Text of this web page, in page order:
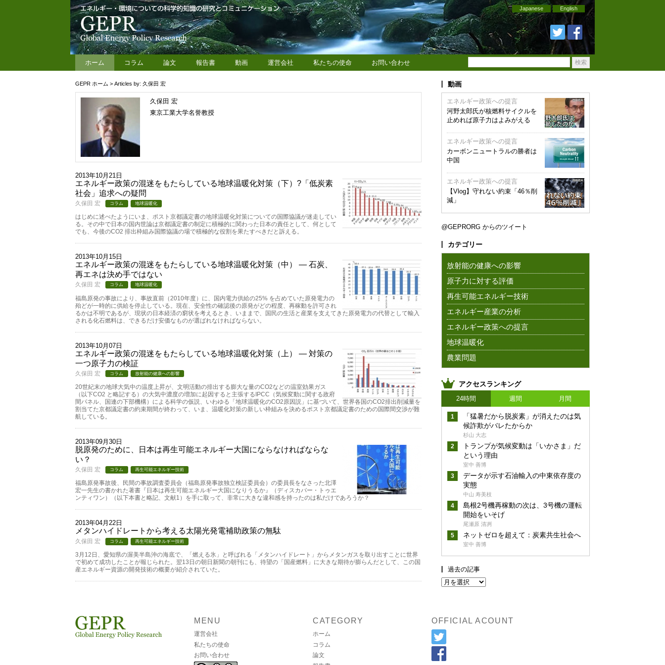
Japanese English
ホーム コラム 論文 報告書 動画 運営会社 私たちの使命 お問い合わせ
GEPR ホーム > Articles by: 久保田 宏
久保田 宏
東京工業大学名誉教授
2013年10月21日
エネルギー政策の混迷をもたらしている地球温暖化対策（下）?「低炭素
社会」追求への疑問
久保田 宏 コラム 地球温暖化
はじめに述べたようにいま、ポスト京都議定書の地球温暖化対策についての国際協議が迷走してい
る。その中で日本の国内世論は京都議定書の制定に積極的に関わった日本の責任として、何として
でも、今後のCO2 排出枠組み国際協議の場で積極的な役割を果たすべきだと訴える。
2013年10月15日
エネルギー政策の混迷をもたらしている地球温暖化対策（中） — 石炭、
再エネは決め手ではない
久保田 宏 コラム 地球温暖化
福島原発の事故により、事故直前（2010年度）に、国内電力供給の25% を占めていた原発電力の
殆どが一時的に供給を停止している。現在、安全性の確認後の原発がどの程度、再稼動を許可され
るかは不明であるが、現状の日本経済の窮状を考えるとき、いままで、国民の生活と産業を支えてきた原発電力の代替として輸入
される化石燃料は、できるだけ安価なものが選ばれなければならない。
2013年10月07日
エネルギー政策の混迷をもたらしている地球温暖化対策（上） — 対策の
一つ原子力の検証
久保田 宏 コラム 放射能の健康への影響
20世紀末の地球大気中の温度上昇が、文明活動の排出する膨大な量のCO2などの温室効果ガス
（以下CO2 と略記する）の大気中濃度の増加に起因すると主張するIPCC（気候変動に関する政府
間パネル、国連の下部機構）による科学の仮説、いわゆる「地球温暖化のCO2原因説」に基づいて、世界各国のCO2排出削減量を
割当てた京都議定書の約束期間が終わって、いま、温暖化対策の新しい枠組みを決めるポスト京都議定書のための国際間交渉が難
航している。
2013年09月30日
脱原発のために、日本は再生可能エネルギー大国にならなければならな
い？
久保田 宏 コラム 再生可能エネルギー技術
福島原発事故後、民間の事故調査委員会（福島原発事故独立検証委員会）の委員長をなさった北澤
宏一先生の書かれた著書『日本は再生可能エネルギー大国になりうるか』（ディスカバー・トゥエ
ンティワン）（以下本書と略記、文献1）を手に取って、非常に大きな違和感を持ったのは私だけであろうか？
2013年04月22日
メタンハイドレートから考える太陽光発電補助政策の無駄
久保田 宏 コラム 再生可能エネルギー技術
3月12日、愛知県の渥美半島沖の海底で、「燃える氷」と呼ばれる「メタンハイドレート」からメタンガスを取り出すことに世界
で初めて成功したことが報じられた。翌13日の朝日新聞の朝刊にも、待望の「国産燃料」に大きな期待が膨らんだとして、この国
産エネルギー資源の開発技術の概要が紹介されていた。
動画
エネルギー政策への提言
河野太郎氏が核燃料サイクルを
止めれば原子力はよみがえる
エネルギー政策への提言
カーボンニュートラルの勝者は
中国
エネルギー政策への提言
【Vlog】守れない約束「46％削
減」
@GEPRORG からのツイート
カテゴリー
放射能の健康への影響
原子力に対する評価
再生可能エネルギー技術
エネルギー産業の分析
エネルギー政策への提言
地球温暖化
農業問題
アクセスランキング
24時間 週間 月間
「猛暑だから脱炭素」が消えたのは気
候詐欺がバレたからか
杉山 大志
トランプが気候変動は「いかさま」だ
という理由
室中 善博
データが示す石油輸入の中東依存度の
実態
中山 寿美枝
島根2号機再稼動の次は、3号機の運転
開始をいそげ
尾瀬原 清冽
ネットゼロを超えて：炭素共生社会へ
室中 善博
過去の記事
MENU
運営会社
私たちの使命
お問い合わせ
CATEGORY
ホーム
コラム
論文
OFFICIAL ACOUNT